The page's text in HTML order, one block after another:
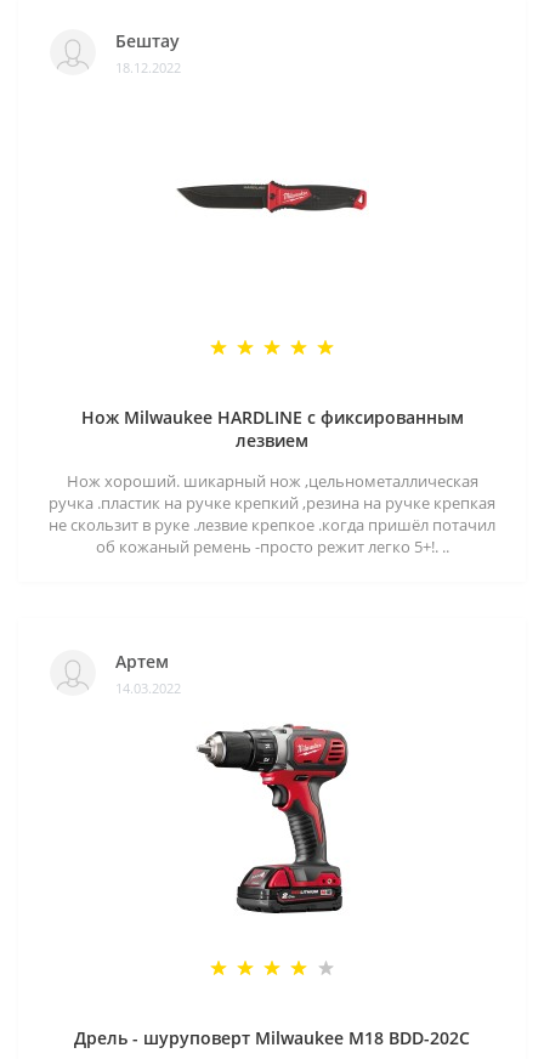
Бештау
18.12.2022
Нож Milwaukee HARDLINE с фиксированным
лезвием
Нож хороший. шикарный нож ,цельнометаллическая
ручка .пластик на ручке крепкий ,резина на ручке крепкая
не скользит в руке .лезвие крепкое .когда пришёл потачил
об кожаный ремень -просто режит легко 5+!. ..
Артем
14.03.2022
Дрель - шуруповерт Milwaukee M18 BDD-202C